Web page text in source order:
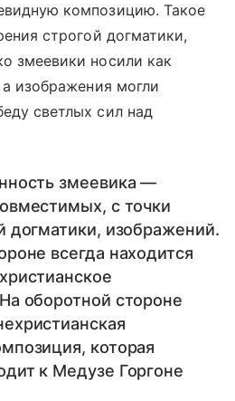
композицию. Такое
строгой догматики,
змеевики носили как
изображения могли
светлых сил над
змеевика —
с точки
догматики, изображений.
всегда находится
оборотной стороне
которая
к Медузе Горгоне